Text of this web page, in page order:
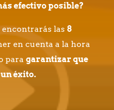
efectivo posible?
las 8
en cuenta a la hora
paragarantizar que
éxito.